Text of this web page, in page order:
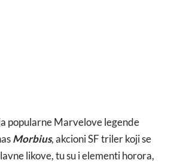
popularne Marvelove legende
Morbius, akcioni SF triler koji se
likove, tu su i elementi horora,